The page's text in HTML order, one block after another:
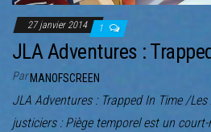
27 janvier 2014 1
JLA Adventures :
ParMANOFSCREEN
JLA Adventures : Trapped In Time /
justiciers : Piège temporel est un